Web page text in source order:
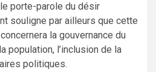
porte-parole du désir
souligne par ailleurs que cette
la gouvernance du
population, l’inclusion de la
politiques.